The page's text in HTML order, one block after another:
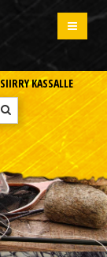
SIIRRY KASSALLE